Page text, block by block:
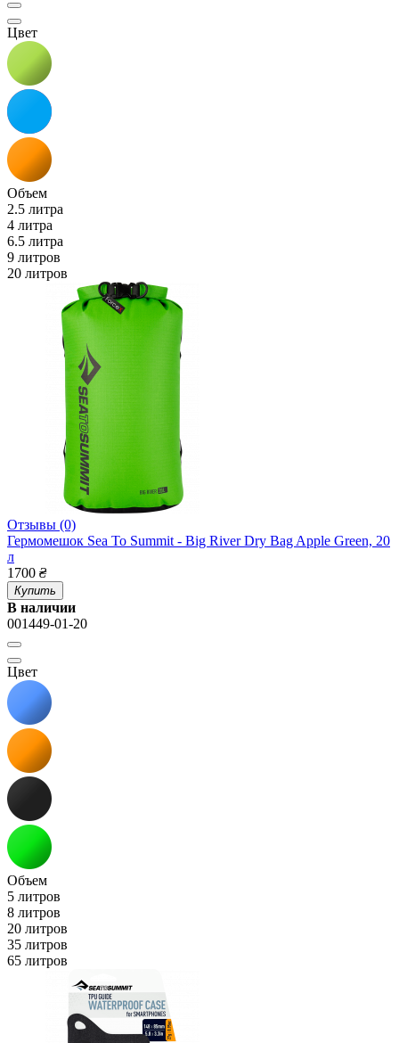
Цвет
Объем
2.5 литра
4 литра
6.5 литра
9 литров
20 литров
Отзывы (0)
Гермомешок Sea To Summit - Big River Dry Bag Apple Green, 20
л
1700 ₴
Купить
В наличии
001449-01-20
Цвет
Объем
5 литров
8 литров
20 литров
35 литров
65 литров